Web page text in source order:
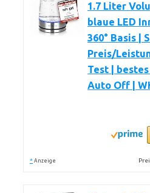
1.7 Liter
blaue LED
360° Basis |
Preis/
Test |
Auto Off |
* Anzeige